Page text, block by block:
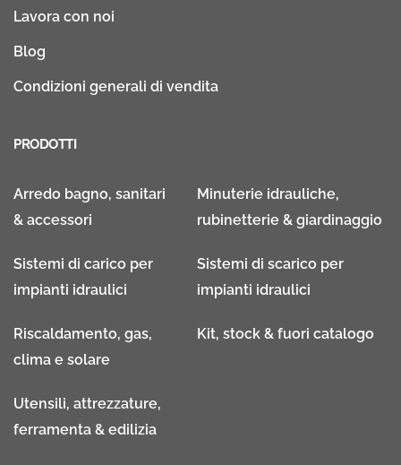
Lavora con noi
Blog
Condizioni generali di vendita
PRODOTTI
Arredo bagno, sanitari
& accessori
Minuterie idrauliche,
rubinetterie & giardinaggio
Sistemi di carico per
impianti idraulici
Sistemi di scarico per
impianti idraulici
Riscaldamento, gas,
clima e solare
Kit, stock & fuori catalogo
Utensili, attrezzature,
ferramenta & edilizia